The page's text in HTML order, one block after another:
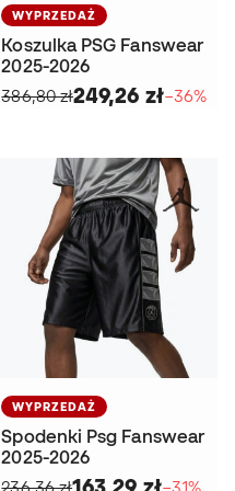
WYPRZEDAŻ
Koszulka PSG Fanswear
2025-2026
386,80 zł249,26 zł−36%
WYPRZEDAŻ
Spodenki Psg Fanswear
2025-2026